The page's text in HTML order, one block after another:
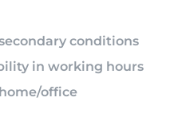
conditions
in working hours
office